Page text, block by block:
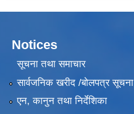
Notices
सूचना तथा समाचार
सार्वजनिक खरीद /बोलपत्र सूचना
एन, कानुन तथा निर्देशिका